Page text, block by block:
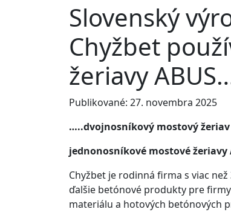
Slovenský
Chyžbet
žeriavy
Publikované: 27. novembra 2025
…..dvojnosníkový mostový žeriav
jednonosníkové mostové žeriavy
Chyžbet je rodinná firma s viac
ďalšie betónové produkty pre
materiálu a hotových betónových